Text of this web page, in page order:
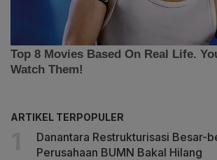
ARTIKEL TERPOPULER
Danantara Restrukturisasi Besar-
Perusahaan BUMN Bakal Hilang